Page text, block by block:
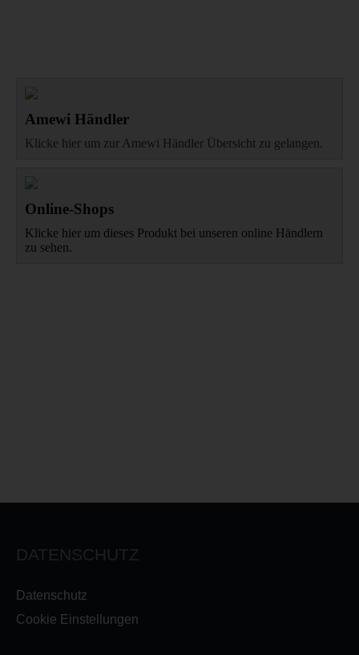
Amewi Händler
Klicke hier um zur Amewi Händler Übersicht zu gelangen.
Online-Shops
Klicke hier um dieses Produkt bei unseren online Händlern
zu sehen.
DATENSCHUTZ
Datenschutz
Cookie Einstellungen